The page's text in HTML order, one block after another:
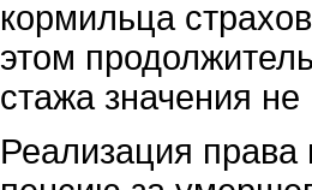
кормильца
этом
стажа значения не
Реализация права